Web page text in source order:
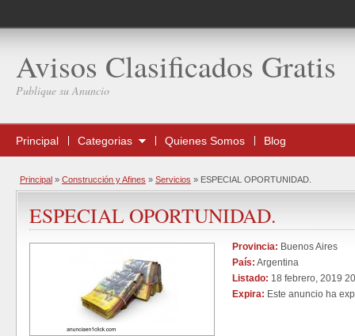
Avisos Clasificados Gratis
Publique su Anuncio
Principal Categorias Quienes Somos Blog
Principal » Construcción y Afines » Servicios » ESPECIAL OPORTUNIDAD.
ESPECIAL OPORTUNIDAD.
Provincia: Buenos Aires
País: Argentina
Listado: 18 febrero, 2019
Expira: Este anuncio ha